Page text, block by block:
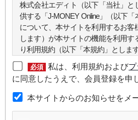
株式会社エディト（以下「当社」と
供する「J-MONEY Online」（以下「
について、本サイトを利用するお客
します）が本サイトの機能を利用す
り利用規約（以下「本規約」としま
第２条（本規約の範囲）
本規約は本サイトが提供するサービ
のです。
必須 私は、利用規約および
に同意したうえで、会員登録を申
本サイトからのお知らせをメ